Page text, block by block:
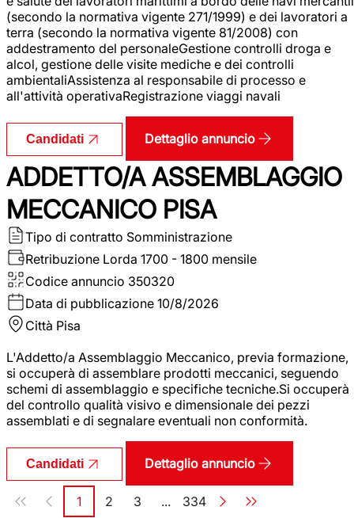
(secondo la normativa vigente 271/1999) e dei lavoratori a
terra (secondo la normativa vigente 81/2008) con
addestramento del personaleGestione controlli droga e
alcol, gestione delle visite mediche e dei controlli
ambientaliAssistenza al responsabile di processo e
all'attività operativaRegistrazione viaggi navali
Candidati Dettaglio annuncio
ADDETTO/A ASSEMBLAGGIO
MECCANICO PISA
Tipo di contratto Somministrazione
Retribuzione Lorda 1700 - 1800 mensile
Codice annuncio 350320
Data di pubblicazione 10/8/2026
Città Pisa
L'Addetto/a Assemblaggio Meccanico, previa formazione,
si occuperà di assemblare prodotti meccanici, seguendo
schemi di assemblaggio e specifiche tecniche.Si occuperà
del controllo qualità visivo e dimensionale dei pezzi
assemblati e di segnalare eventuali non conformità.
Candidati Dettaglio annuncio
Paginazione
Pagina
1 Pagina
2 Pagina
3 ... Pagina
334